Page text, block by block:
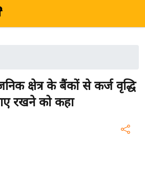
क्षेत्र के बैंकों से कर्ज वृद्धि
रखने को कहा